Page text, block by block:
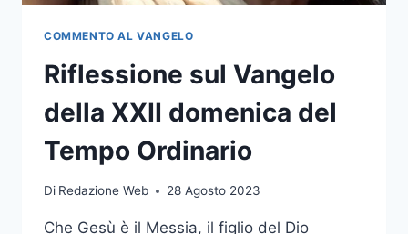
COMMENTO AL VANGELO
Riflessione sul Vangelo
della XXII domenica del
Tempo Ordinario
Di Redazione Web 28 Agosto 2023
Che Gesù è il Messia, il figlio del Dio